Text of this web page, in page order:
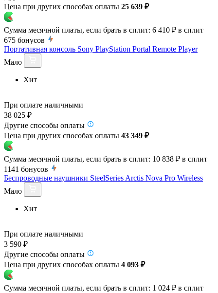
Цена при других способах оплаты 25 639 ₽
Сумма месячной платы, если брать в сплит: 6 410 ₽ в сплит
675 бонусов
Портативная консоль Sony PlayStation Portal Remote Player
Мало
Хит
При оплате наличными
38 025 ₽
Другие способы оплаты
Цена при других способах оплаты 43 349 ₽
Сумма месячной платы, если брать в сплит: 10 838 ₽ в сплит
1141 бонусов
Беспроводные наушники SteelSeries Arctis Nova Pro Wireless
Мало
Хит
При оплате наличными
3 590 ₽
Другие способы оплаты
Цена при других способах оплаты 4 093 ₽
Сумма месячной платы, если брать в сплит: 1 024 ₽ в сплит